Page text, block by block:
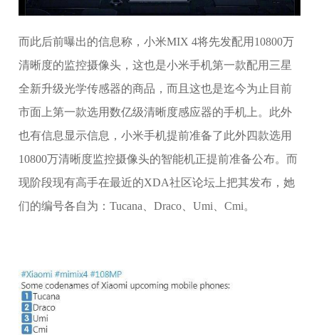
而此后前曝出的信息称，小米MIX 4将先发配用10800万
清晰度的监控摄像头，这也是小米手机第一款配用三星
全新升级光学传感器的商品，而且这也是迄今为止目前
市面上第一款选用数亿级清晰度感应器的手机上。此外
也有信息显示信息，小米手机提前准备了此外四款选用
10800万清晰度监控摄像头的智能机正提前准备公布。而
现阶段现有高手在最近的XDA社区论坛上把其发布，她
们的编号各自为：Tucana、Draco、Umi、Cmi。